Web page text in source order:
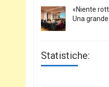
«Niente
Una
Statistiche: